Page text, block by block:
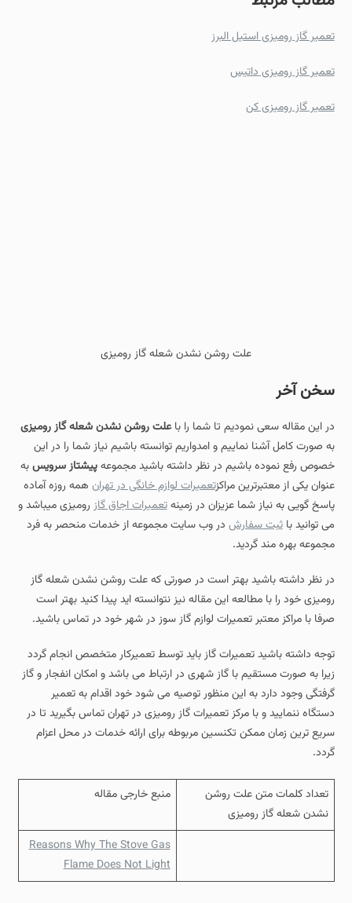
تعمیر گاز رومیزی استیل البرز
تعمیر گاز رومیزی داتیس
تعمیر گاز رومیزی کن
علت روشن نشدن شعله گاز رومیزی
سخن آخر
در این مقاله سعی نمودیم تا شما را باعلت روشن نشدن شعله گاز رومیزی
به صورت کامل آشنا نماییم و امدواریم توانسته باشیم نیاز شما را در این
خصوص رفع نموده باشیم در نظر داشته باشید مجموعهپیشتاز سرویسبه
عنوان یکی از معتبرترین مراکزتعمیرات لوازم خانگی در تهران همه روزه آماده
پاسخ گویی به نیاز شما عزیزان در زمینهتعمیرات اجاق گاز رومیزی میباشد و
می توانید باثبت سفارش در وب سایت مجموعه از خدمات منحصر به فرد
مجموعه بهره مند گردید.
در نظر داشته باشید بهتر است در صورتی که علت روشن نشدن شعله گاز
رومیزی خود را با مطالعه این مقاله نیز نتوانسته اید پیدا کنید بهتر است
صرفا با مراکز معتبر تعمیرات لوازم گاز سوز در شهر خود در تماس باشید.
توجه داشته باشید تعمیرات گاز باید توسط تعمیرکار متخصص انجام گردد
زیرا به صورت مستقیم با گاز شهری در ارتباط می باشد و امکان انفجار و گاز
گرفتگی وجود دارد به این منظور توصیه می شود خود اقدام به تعمیر
دستگاه ننمایید و با مرکز تعمیرات گاز رومیزی در تهران تماس بگیرید تا در
سریع ترین زمان ممکن تکنسین مربوطه برای ارائه خدمات در محل اعزام
گردد.
تعداد کلمات متن علت روشن
نشدن شعله گاز رومیزی
منبع خارجی مقاله
Reasons Why The Stove Gas
Flame Does Not Light